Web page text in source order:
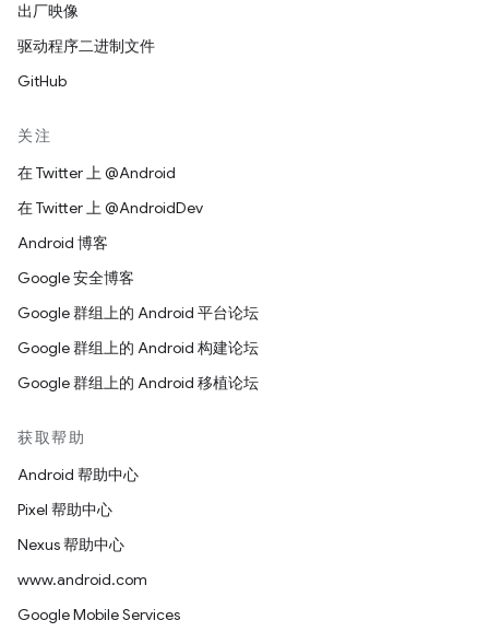
出厂映像
驱动程序二进制文件
GitHub
关注
在 Twitter 上 @Android
在 Twitter 上 @AndroidDev
Android 博客
Google 安全博客
Google 群组上的 Android 平台论坛
Google 群组上的 Android 构建论坛
Google 群组上的 Android 移植论坛
获取帮助
Android 帮助中心
Pixel 帮助中心
Nexus 帮助中心
www.android.com
Google Mobile Services